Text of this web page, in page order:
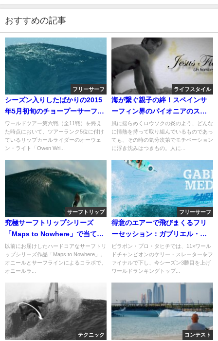
おすすめの記事
フリーサーフ
シーズン入りしたばかりの2015
年5月初旬のチョープーサーフ：
オーウェン・ライト
ワールドツアー第六戦（全11戦）を終え
た時点において、ツアーランク5位に付け
ているリップカールライダーのオーウェ
ン・ライト「Owen Wri...
ライフスタイル
海が繋ぐ親子の絆！スペインサ
ーフィン界のパイオニアのスト
ーリー
風に揺らめくロウソクの炎のよう、どんな
に情熱を持って取り組んでいるものであっ
ても、その時の気分次第でモチベーション
に浮き沈みはつきもの。人に...
サーフトリップ
究極サーフトリップシリーズ
「Maps to Nowhere」で当てた
ベスト10ウェイブ動画
以前にお届けしたハードコアなサーフトリ
ップシリーズ作品「Maps to Nowhere」。
オニールとサーフラインによるコラボで、
オニールラ...
フリーサーフ
得意のエアーで飛びまくるフリ
ーセッション：ガブリエル・メ
ディナ
ビラボン・プロ・タヒチでは、11×ワール
ドチャンピオンのケリー・スレーターをフ
ァイナルで下し、今シーズン3勝目を上げ
ワールドランキングトップ...
テクニック コンテスト